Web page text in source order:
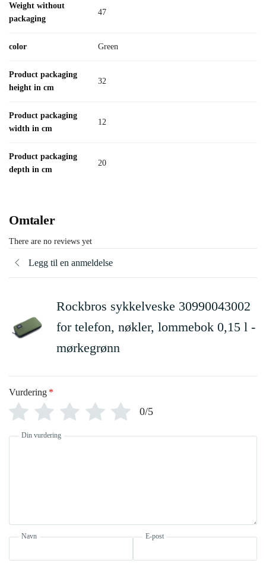
Weight without
packaging
47
color Green
Product packaging
height in cm
32
Product packaging
width in cm
12
Product packaging
depth in cm
20
Omtaler
There are no reviews yet
Legg til en anmeldelse
Rockbros sykkelveske 30990043002
for telefon, nøkler, lommebok 0,15 l -
mørkegrønn
Vurdering *
0/5
Din vurdering
Navn E-post